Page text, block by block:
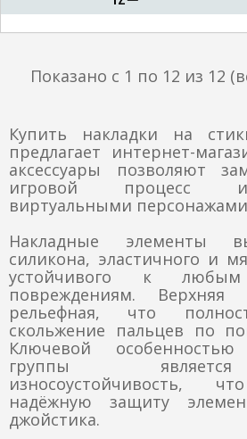
Показано с 1 по 12 из 12
Купить накладки на
предлагает интернет-
аксессуары позволяют
игровой процесс и
виртуальными
Накладные элементы
силикона, эластичного и
устойчивого к любым
повреждениям. Верхняя
рельефная, что
скольжение пальцев по
Ключевой
группы
износоустойчивость,
надёжную защиту
джойстика.